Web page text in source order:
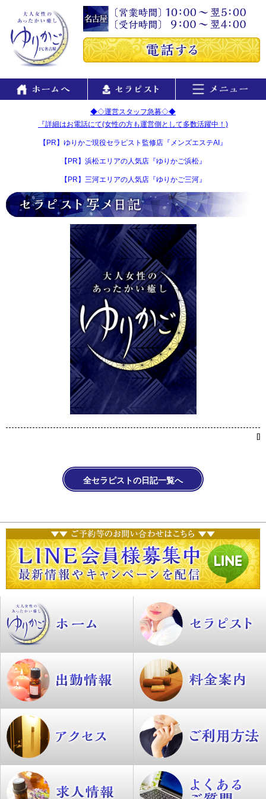
◆◇運営スタッフ急募◇◆
『詳細はお電話にて(女性の方も運営側として多数活躍中！)
【PR】ゆりかご現役セラピスト監修店『メンズエステAI』
【PR】浜松エリアの人気店『ゆりかご浜松』
【PR】三河エリアの人気店『ゆりかご三河』
[]
全セラピストの日記一覧へ